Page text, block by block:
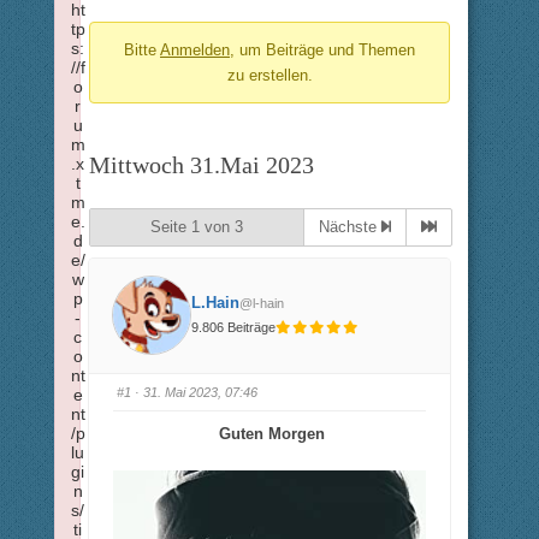
Bitte Anmelden, um Beiträge und Themen
zu erstellen.
Mittwoch 31.Mai 2023
Seite 1 von 3 Nächste
L.Hain@l-hain
9.806 Beiträge
#1 · 31. Mai 2023, 07:46
Guten Morgen
ht
tp
s:
//f
o
r
u
m
.x
t
m
e.
d
e/
w
p
-
c
o
nt
e
nt
/p
lu
gi
n
s/
ti